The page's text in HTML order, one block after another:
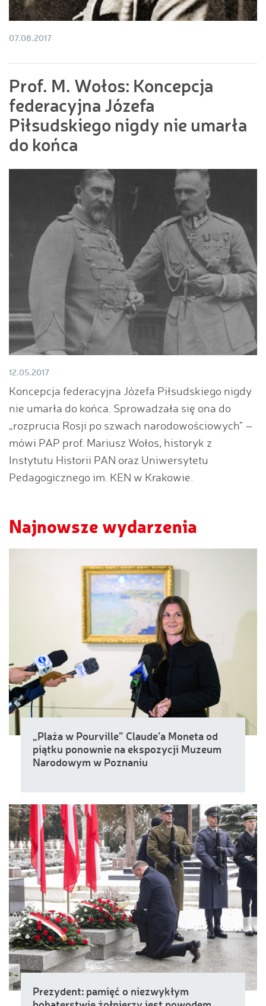
07.08.2017
Prof. M. Wołos: Koncepcja
federacyjna Józefa
Piłsudskiego nigdy nie umarła
do końca
12.05.2017
Koncepcja federacyjna Józefa Piłsudskiego nigdy
nie umarła do końca. Sprowadzała się ona do
„rozprucia Rosji po szwach narodowościowych" –
mówi PAP prof. Mariusz Wołos, historyk z
Instytutu Historii PAN oraz Uniwersytetu
Pedagogicznego im. KEN w Krakowie.
Najnowsze wydarzenia
„Plaża w Pourville” Claude’a Moneta od
piątku ponownie na ekspozycji Muzeum
Narodowym w Poznaniu
Prezydent: pamięć o niezwykłym